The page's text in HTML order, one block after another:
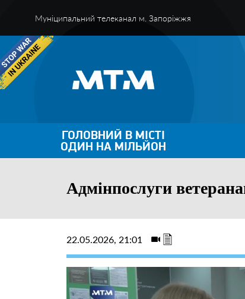
Муніципальний телеканал м. Запоріжжя
ГОЛОВНИЙ В МІСТІ
ОДИН НА МІЛЬЙОН
Адмінпослуги
22.05.2026, 21:01